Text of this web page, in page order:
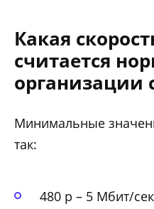
Какая
считается
организации
Минимальные
так:
480 p – 5 Мбит/